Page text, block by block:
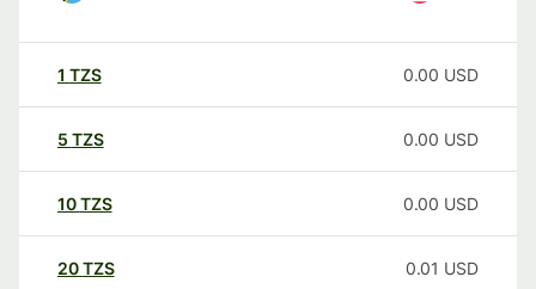
1 TZS 0.00 USD
5 TZS 0.00 USD
10TZS 0.00 USD
20TZS 0.01 USD